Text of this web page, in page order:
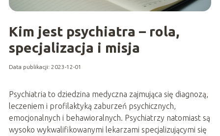
Kim jest psychiatra – rola,
specjalizacja i misja
Data publikacji: 2023-12-01
Psychiatria to dziedzina medyczna zajmująca się diagnozą,
leczeniem i profilaktyką zaburzeń psychicznych,
emocjonalnych i behawioralnych. Psychiatrzy natomiast są
wysoko wykwalifikowanymi lekarzami specjalizującymi się